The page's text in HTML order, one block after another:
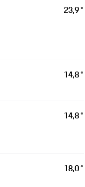
23,9 °
14,8 °
14,8 °
18,0 °